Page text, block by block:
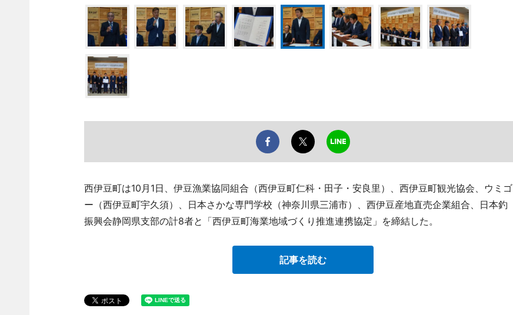
西伊豆町は10月1日、伊豆漁業協同組合（西伊豆町仁科・田子・安良里）、西伊豆町観光協会、ウミゴ
ー（西伊豆町宇久須）、日本さかな専門学校（神奈川県三浦市）、西伊豆産地直売企業組合、日本釣
振興会静岡県支部の計8者と「西伊豆町海業地域づくり推進連携協定」を締結した。
記事を読む